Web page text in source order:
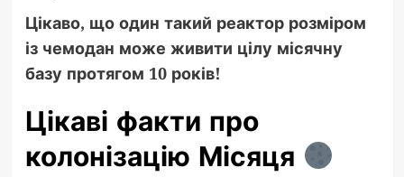
Цікаво, що один такий реактор розміром
із чемодан може живити цілу місячну
базу протягом 10 років!
Цікаві факти про
колонізацію Місяця